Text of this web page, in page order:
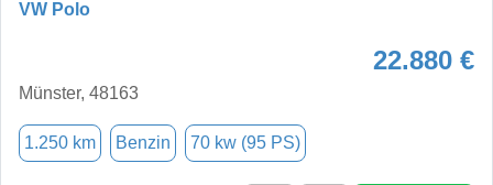
VW Polo
22.880 €
Münster, 48163
1.250 km Benzin 70 kw (95 PS)